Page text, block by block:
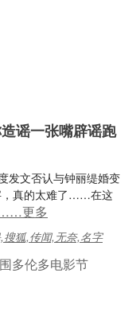
谣一张嘴辟谣跑
发文否认与钟丽缇婚变
，真的太难了……在这
更多
搜狐,传闻,无奈,名字